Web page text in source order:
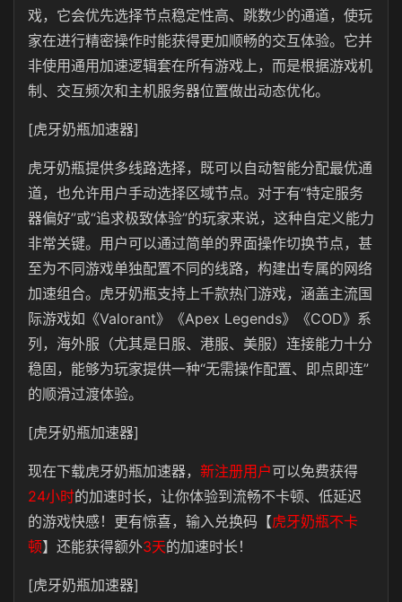
戏，它会优先选择节点稳定性高、跳数少的通道，使玩
家在进行精密操作时能获得更加顺畅的交互体验。它并
非使用通用加速逻辑套在所有游戏上，而是根据游戏机
制、交互频次和主机服务器位置做出动态优化。
[虎牙奶瓶加速器]
虎牙奶瓶提供多线路选择，既可以自动智能分配最优通
道，也允许用户手动选择区域节点。对于有“特定服务
器偏好”或“追求极致体验”的玩家来说，这种自定义能力
非常关键。用户可以通过简单的界面操作切换节点，甚
至为不同游戏单独配置不同的线路，构建出专属的网络
加速组合。虎牙奶瓶支持上千款热门游戏，涵盖主流国
际游戏如《Valorant》《Apex Legends》《COD》系
列，海外服（尤其是日服、港服、美服）连接能力十分
稳固，能够为玩家提供一种“无需操作配置、即点即连”
的顺滑过渡体验。
[虎牙奶瓶加速器]
现在下载虎牙奶瓶加速器， 新注册用户可以免费获得
24小时的加速时长，让你体验到流畅不卡顿、低延迟
的游戏快感！更有惊喜，输入兑换码【虎牙奶瓶不卡
顿】还能获得额外3天的加速时长！
[虎牙奶瓶加速器]